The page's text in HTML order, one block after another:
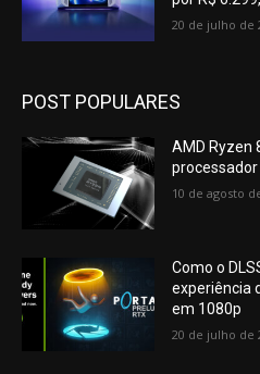
20 de julho de
POST POPULARES
AMD Ryzen
10 de agosto
Como o
experiência
em 1080p
20 de julho de